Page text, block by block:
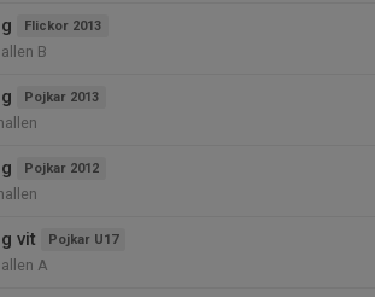
Flickor 2013
B
Pojkar 2013
Pojkar 2012
vit Pojkar U17
A